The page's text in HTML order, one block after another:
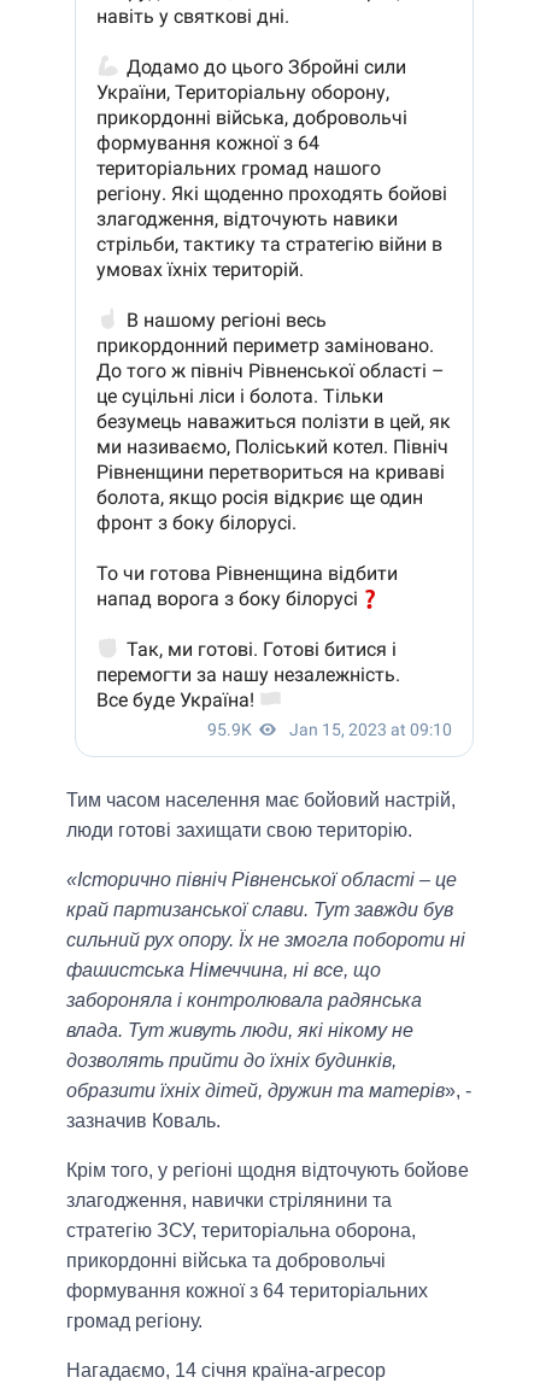
Тим часом населення має бойовий настрій,
люди готові захищати свою територію.
«Історично північ Рівненської області – це
край партизанської слави. Тут завжди був
сильний рух опору. Їх не змогла побороти ні
фашистська Німеччина, ні все, що
забороняла і контролювала радянська
влада. Тут живуть люди, які нікому не
дозволять прийти до їхніх будинків,
образити їхніх дітей, дружин та матерів», -
зазначив Коваль.
Крім того, у регіоні щодня відточують бойове
злагодження, навички стрілянини та
стратегію ЗСУ, територіальна оборона,
прикордонні війська та добровольчі
формування кожної з 64 територіальних
громад регіону.
Нагадаємо, 14 січня країна-агресор